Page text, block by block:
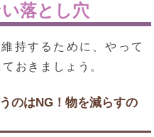
落とし穴
持するために、やって
おきましょう。
のはNG！物を減らすの